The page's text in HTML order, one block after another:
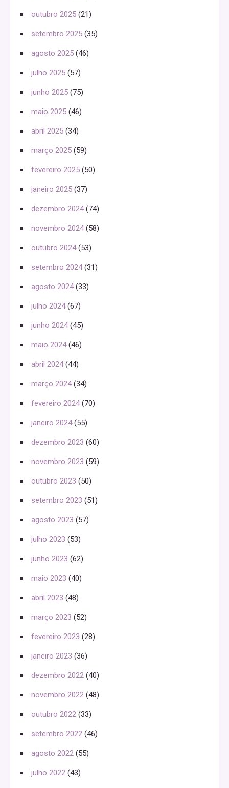
outubro 2025 (21)
setembro 2025 (35)
agosto 2025 (46)
julho 2025 (57)
junho 2025 (75)
maio 2025 (46)
abril 2025 (34)
março 2025 (59)
fevereiro 2025 (50)
janeiro 2025 (37)
dezembro 2024(74)
novembro 2024(58)
outubro 2024(53)
setembro 2024(31)
agosto 2024(33)
julho 2024(67)
junho 2024(45)
maio 2024(46)
abril 2024(44)
março 2024(34)
fevereiro 2024(70)
janeiro 2024(55)
dezembro 2023 (60)
novembro 2023 (59)
outubro 2023 (50)
setembro 2023 (51)
agosto 2023 (57)
julho 2023 (53)
junho 2023 (62)
maio 2023 (40)
abril 2023 (48)
março 2023 (52)
fevereiro 2023 (28)
janeiro 2023 (36)
dezembro 2022 (40)
novembro 2022 (48)
outubro 2022 (33)
setembro 2022 (46)
agosto 2022 (55)
julho 2022 (43)